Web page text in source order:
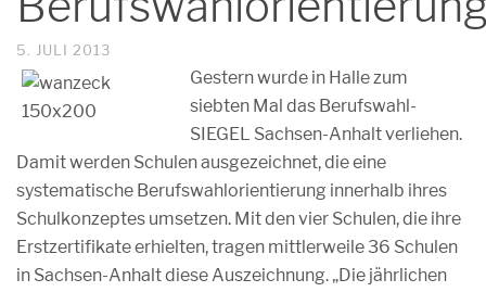
5. JULI 2013
Gestern wurde in Halle zum
siebten Mal das Berufswahl-
SIEGEL Sachsen-Anhalt verliehen.
Damit werden Schulen ausgezeichnet, die eine
systematische Berufswahlorientierung innerhalb ihres
Schulkonzeptes umsetzen. Mit den vier Schulen, die ihre
Erstzertifikate erhielten, tragen mittlerweile 36 Schulen
in Sachsen-Anhalt diese Auszeichnung. „Die jährlichen